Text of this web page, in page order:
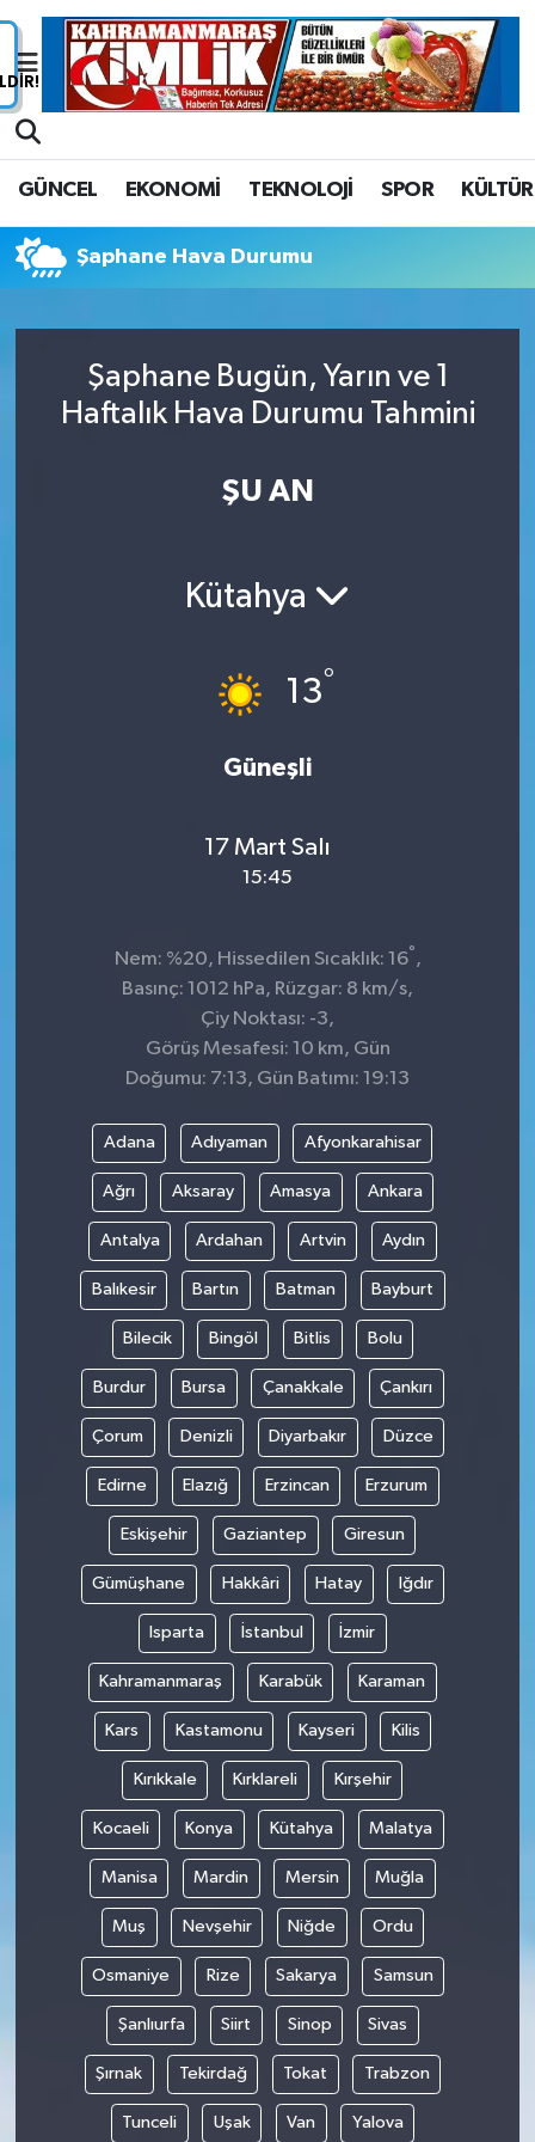
GÜNCEL EKONOMİ TEKNOLOJİ SPOR KÜLTÜR
Şaphane Hava Durumu
Şaphane Bugün, Yarın ve 1
Haftalık Hava Durumu Tahmini
ŞU AN
Kütahya
13°
Güneşli
17 Mart Salı
15:45
Nem: %20, Hissedilen Sıcaklık: 16° ,
Basınç: 1012 hPa, Rüzgar: 8 km/s,
Çiy Noktası: -3,
Görüş Mesafesi: 10 km, Gün
Doğumu: 7:13, Gün Batımı: 19:13
Adana Adıyaman Afyonkarahisar
Ağrı Aksaray Amasya Ankara
Antalya Ardahan Artvin Aydın
Balıkesir Bartın Batman Bayburt
Bilecik Bingöl Bitlis Bolu
Burdur Bursa Çanakkale Çankırı
Çorum Denizli Diyarbakır Düzce
Edirne Elazığ Erzincan Erzurum
Eskişehir Gaziantep Giresun
Gümüşhane Hakkâri Hatay Iğdır
Isparta İstanbul İzmir
Kahramanmaraş Karabük Karaman
Kars Kastamonu Kayseri Kilis
Kırıkkale Kırklareli Kırşehir
Kocaeli Konya Kütahya Malatya
Manisa Mardin Mersin Muğla
Muş Nevşehir Niğde Ordu
Osmaniye Rize Sakarya Samsun
Şanlıurfa Siirt Sinop Sivas
Şırnak Tekirdağ Tokat Trabzon
Tunceli Uşak Van Yalova
Nöbetçi Eczaneler
Trafik Durumu
Süper Lig Puan Durumu ve Fikstür
Tüm Manşetler